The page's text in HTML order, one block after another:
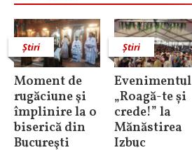
Știri
Moment de
rugăciune şi
împlinire la o
biserică din
Bucureşti
Știri
Evenimentul
„Roagă-te și
crede!” la
Mănăstirea
Izbuc